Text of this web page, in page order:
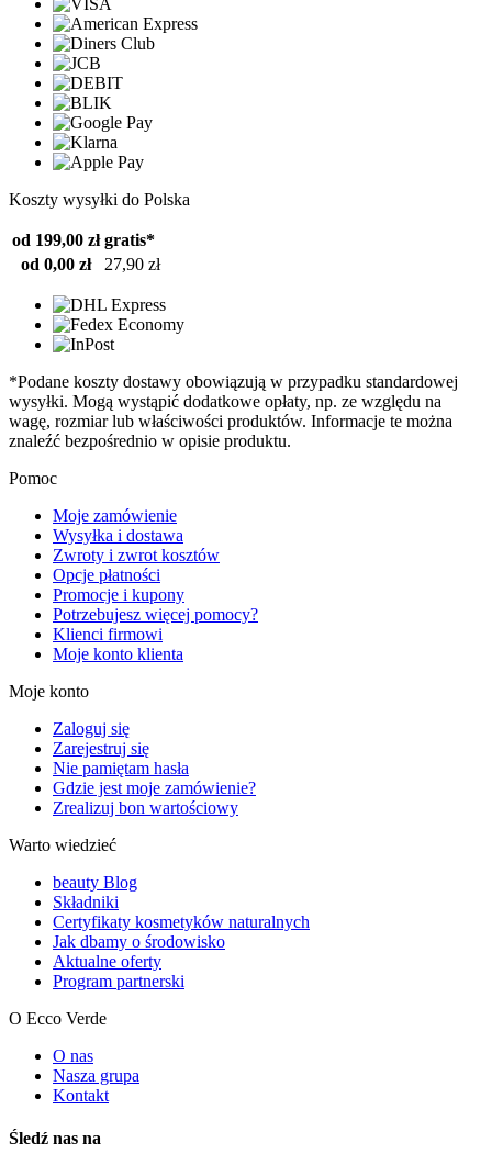
Koszty wysyłki do Polska
od 199,00 zł gratis*
od 0,00 zł
27,90 zł
*Podane koszty dostawy obowiązują w przypadku standardowej
wysyłki. Mogą wystąpić dodatkowe opłaty, np. ze względu na
wagę, rozmiar lub właściwości produktów. Informacje te można
znaleźć bezpośrednio w opisie produktu.
Pomoc
Moje zamówienie
Wysyłka i dostawa
Zwroty i zwrot kosztów
Opcje płatności
Promocje i kupony
Potrzebujesz więcej pomocy?
Klienci firmowi
Moje konto klienta
Moje konto
Zaloguj się
Zarejestruj się
Nie pamiętam hasła
Gdzie jest moje zamówienie?
Zrealizuj bon wartościowy
Warto wiedzieć
beauty Blog
Składniki
Certyfikaty kosmetyków naturalnych
Jak dbamy o środowisko
Aktualne oferty
Program partnerski
O Ecco Verde
O nas
Nasza grupa
Kontakt
Śledź nas na